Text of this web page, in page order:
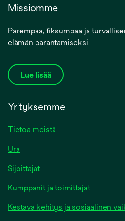
Missiomme
Parempaa, fiksumpaa ja
elämän parantamiseksi
Lue lisää
Yrityksemme
Tietoa meistä
Ura
Sijoittajat
Kumppanit ja toimittajat
Kestävä kehitys ja sosiaalinen